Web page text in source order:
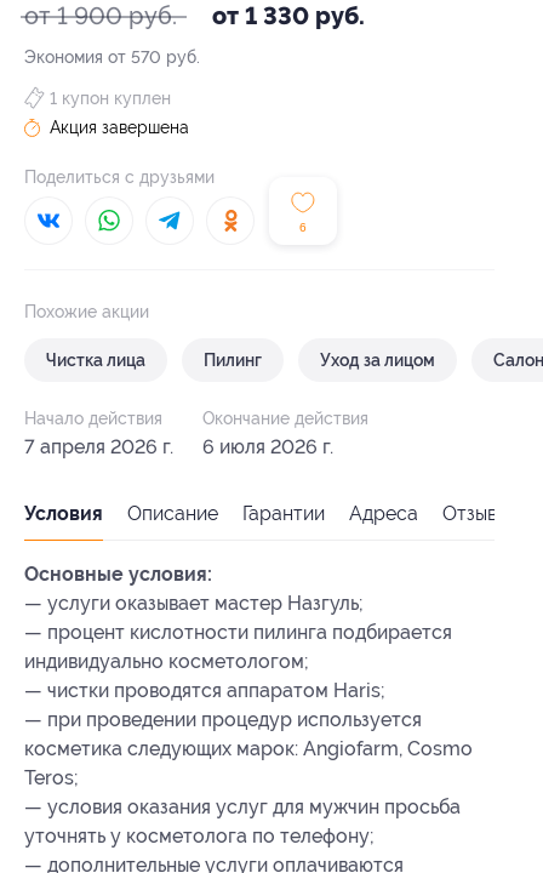
от 1 900 руб. от 1 330 руб.
Экономия от 570 руб.
6
1 купон куплен
Акция завершена
Поделиться с друзьями
Похожие акции
Чистка лица Пилинг Уход за лицом
Начало действия
7 апреля 2026 г.
Окончание действия
6 июля 2026 г.
Условия Описание Гарантии Адреса Отзывы
Основные условия:
— услуги оказывает мастер Назгуль;
— процент кислотности пилинга подбирается
индивидуально косметологом;
— чистки проводятся аппаратом Haris;
— при проведении процедур используется
косметика следующих марок: Angiofarm, Cosmo
Teros;
— условия оказания услуг для мужчин просьба
уточнять у косметолога по телефону;
— дополнительные услуги оплачиваются